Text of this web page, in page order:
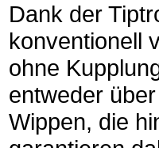
Dank der
konventionell
ohne
entweder
Wippen, die